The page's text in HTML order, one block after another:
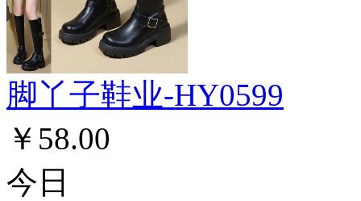
脚丫子鞋业-HY0599
￥58.00
今日